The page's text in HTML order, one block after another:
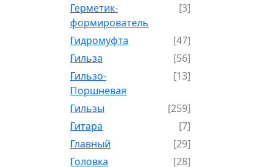
Герметик-
формирователь
[3]
Гидромуфта
[47]
Гильза
[56]
Гильзо-
Поршневая
[13]
Гильзы
[259]
Гитара
[7]
Главный
[29]
Головка
[28]